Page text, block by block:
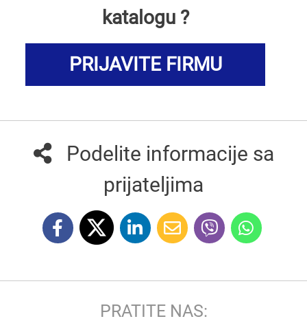
katalogu ?
PRIJAVITE FIRMU
Podelite informacije sa
prijateljima
PRATITE NAS: